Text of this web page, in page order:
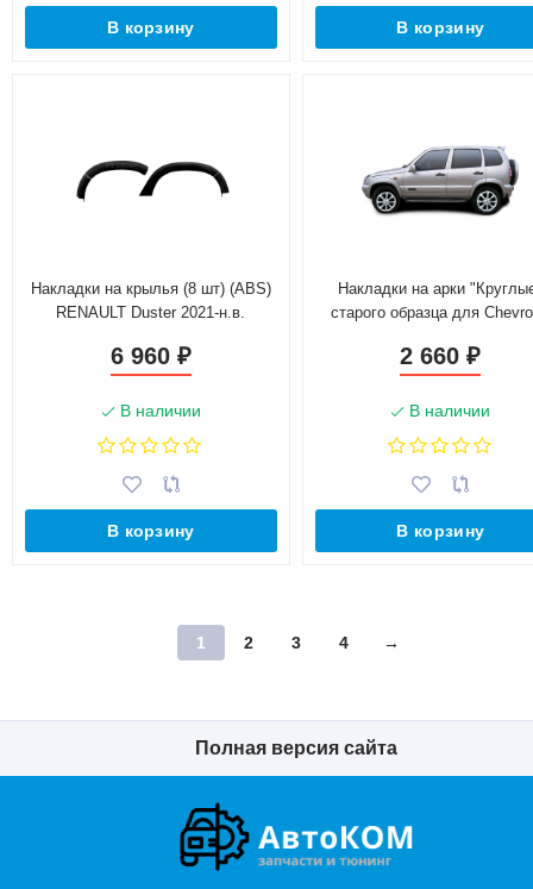
В корзину В корзину
Накладки на крылья (8 шт) (ABS)
RENAULT Duster 2021-н.в.
6 960 ₽
В наличии
В корзину
Накладки на арки
старого образца для
2 660₽
В наличии
В корзину
1 2 3 4 →
Полная версия сайта